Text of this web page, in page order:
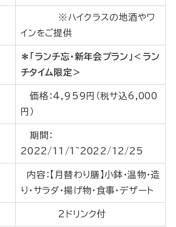
※ハイクラスの地酒やワ
インをご提供
＊「ランチ忘・新年会プラン」＜ラン
チタイム限定＞
価格：4,959円（税サ込6,000
円）
期間：
2022/11/1~2022/12/25
内容：【月替わり膳】小鉢・温物・造
り・サラダ・揚げ物・食事・デザート
2ドリンク付